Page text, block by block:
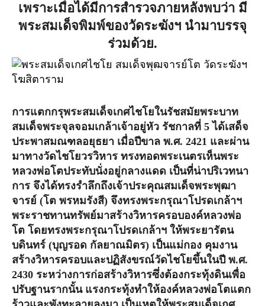
เพราะเมื่อได้มีการสำรวจภายหลังพบว่า มี
พระสมเด็จพิมพ์ของวัดระฆังฯ นำมาบรรจุ
ร่วมด้วย.
การแตกกรุพระสมเด็จเกศไชโยในรัชสมัยพระบาท
สมเด็จพระจุลจอมเกล้าเจ้าอยู่หัว รัชกาลที่ 5 ได้เสด็จ
ประพาสมณฑลอยุธยา เมื่อปีขาล พ.ศ. 2421 และผ่าน
มาทางวัดไชโยวรวิหาร ทรงทอดพระเนตรเห็นพระ
หลวงพ่อโตประทับนั่งอยู่กลางแดด เป็นที่น่าปริเวทนา
การ จึงได้ทรงรำลึกถึงเจ้าประคุณสมเด็จพระพุฒา
จารย์ (โต พรหมรังสี) จึงทรงพระกรุณาโปรดเกล้าฯ
พระราชทานทรัพย์มาสร้างวิหารครอบองค์หลวงพ่อ
โต โดยทรงพระกรุณาโปรดเกล้าฯ ให้พระยารัตน
บดินทร์ (บุญรอด กัลยาณมิตร) เป็นแม่กอง คุมงาน
สร้างวิหารครอบและปฏิสังขรณ์วัดไชโยขึ้นในปี พ.ศ.
2430 ระหว่างการก่อสร้างวิหารซึ่งต้องกระทุ้งดินเพื่อ
ปรับฐานรากนั้น แรงกระทุ้งทำให้องค์หลวงพ่อโตแตก